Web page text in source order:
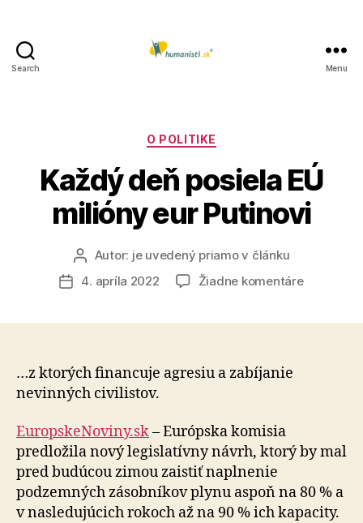
Search Menu
Kategórie
O POLITIKE
Každý deň posiela EÚ
milióny eur Putinovi
Autor
článku
Autor: je uvedený priamo v článku
Dátum
4. apríla 2022 Žiadne komentárena
…z ktorých financuje agresiu a zabíjanie
nevinných civilistov.
EuropskeNoviny.sk– Európska komisia
predložila nový legislatívny návrh, ktorý by mal
pred budúcou zimou zaistiť naplnenie
podzemných zásobníkov plynu aspoň na 80 % a
v nasledujúcich rokoch až na 90 % ich kapacity.